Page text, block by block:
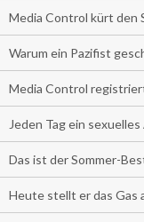
Media Control kürt den
Warum ein Pazifist
Media Control
Jeden Tag ein
Das ist der Sommer-
Heute stellt er das Gas